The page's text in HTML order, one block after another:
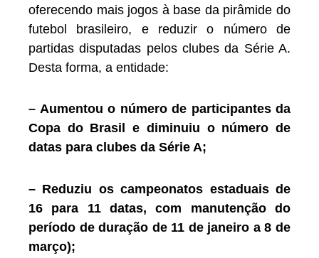
oferecendo mais jogos à base da pirâmide do
futebol brasileiro, e reduzir o número de
partidas disputadas pelos clubes da Série A.
Desta forma, a entidade:
– Aumentou o número de participantes da
Copa do Brasil e diminuiu o número de
datas para clubes da Série A;
– Reduziu os campeonatos estaduais de
16 para 11 datas, com manutenção do
período de duração de 11 de janeiro a 8 de
março);